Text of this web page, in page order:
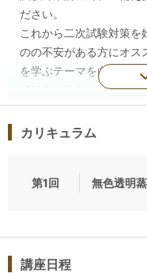
ださい。
これから二次試験対策を
のの不安がある方にオス
を学ぶテーマを白ワイ
ではないかと、まこと
て設定しています。
また、直近の二次試験の
りをしっかりとる」こ
ニック」を、次に「香り
較や品種別産地比較、ロ
カリキュラム
第1回 無色透明
講座日程